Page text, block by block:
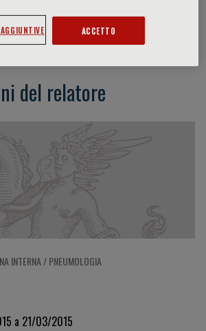
del relatore
INTERNA / PNEUMOLOGIA
a 21/03/2015
ACCETTO